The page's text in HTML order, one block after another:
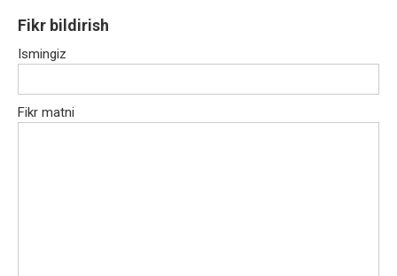
Fikr bildirish
Ismingiz
Fikr matni